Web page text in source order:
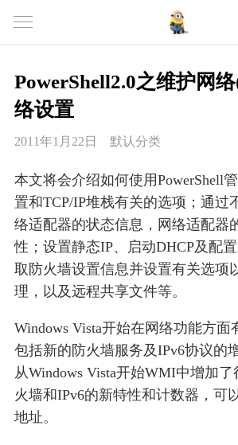
PowerShell2.0之维护网
络设置
2011年1月22日 默认分类
本文将会介绍如何使用PowerShell
置和TCP/IP堆栈有关的选项；通过
络适配器的状态信息，网络适配器
性；设置静态IP、启动DHCP及配
取防火墙设置信息并设置有关选项
理，以及远程共享文件等。
Windows Vista开始在网络功能方面
包括新的防火墙服务及IPv6协议的
从Windows Vista开始WMI中增加
火墙和IPv6的新特性和计数器，可
地址。